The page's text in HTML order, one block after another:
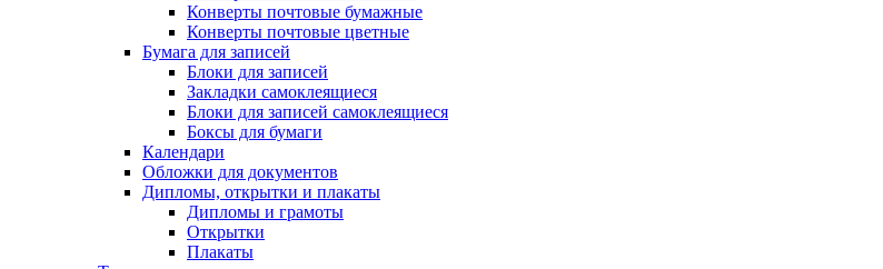
Конверты почтовые бумажные
Конверты почтовые цветные
Бумага для записей
Блоки для записей
Закладки самоклеящиеся
Блоки для записей самоклеящиеся
Боксы для бумаги
Календари
Обложки для документов
Дипломы, открытки и плакаты
Дипломы и грамоты
Открытки
Плакаты